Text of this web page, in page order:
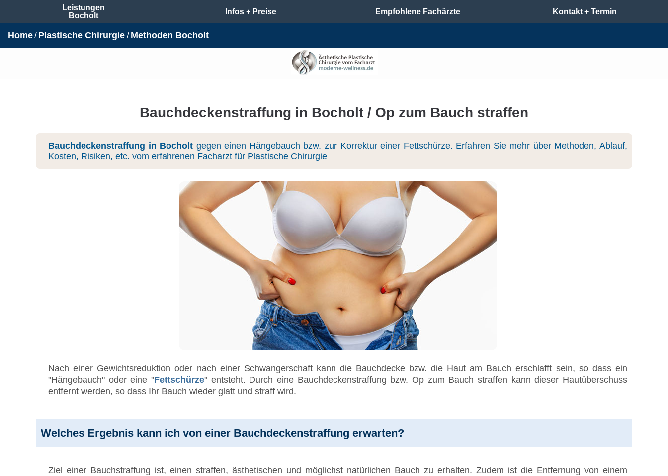
Leistungen
Bocholt
Infos + Preise Empfohlene Fachärzte Kontakt + Termin
Home Plastische Chirurgie Methoden Bocholt
Bauchdeckenstraffung in Bocholt / Op zum Bauch straffen
Bauchdeckenstraffung in Bocholt gegen einen Hängebauch bzw. zur Korrektur einer Fettschürze. Erfahren Sie mehr über Methoden, Ablauf,
Kosten, Risiken, etc. vom erfahrenen Facharzt für Plastische Chirurgie
Nach einer Gewichtsreduktion oder nach einer Schwangerschaft kann die Bauchdecke bzw. die Haut am Bauch erschlafft sein, so dass ein
"Hängebauch" oder eine "Fettschürze" entsteht. Durch eine Bauchdeckenstraffung bzw. Op zum Bauch straffen kann dieser Hautüberschuss
entfernt werden, so dass Ihr Bauch wieder glatt und straff wird.
Welches Ergebnis kann ich von einer Bauchdeckenstraffung erwarten?
Ziel einer Bauchstraffung ist, einen straffen, ästhetischen und möglichst natürlichen Bauch zu erhalten. Zudem ist die Entfernung von einem